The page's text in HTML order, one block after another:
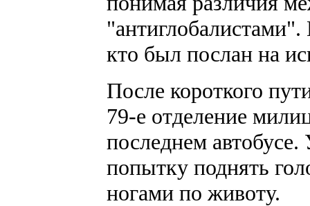
кто был послан на
После короткого
79-е отделение
последнем
попытку поднять
ногами по животу.